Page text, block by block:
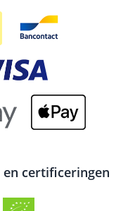
certificeringen